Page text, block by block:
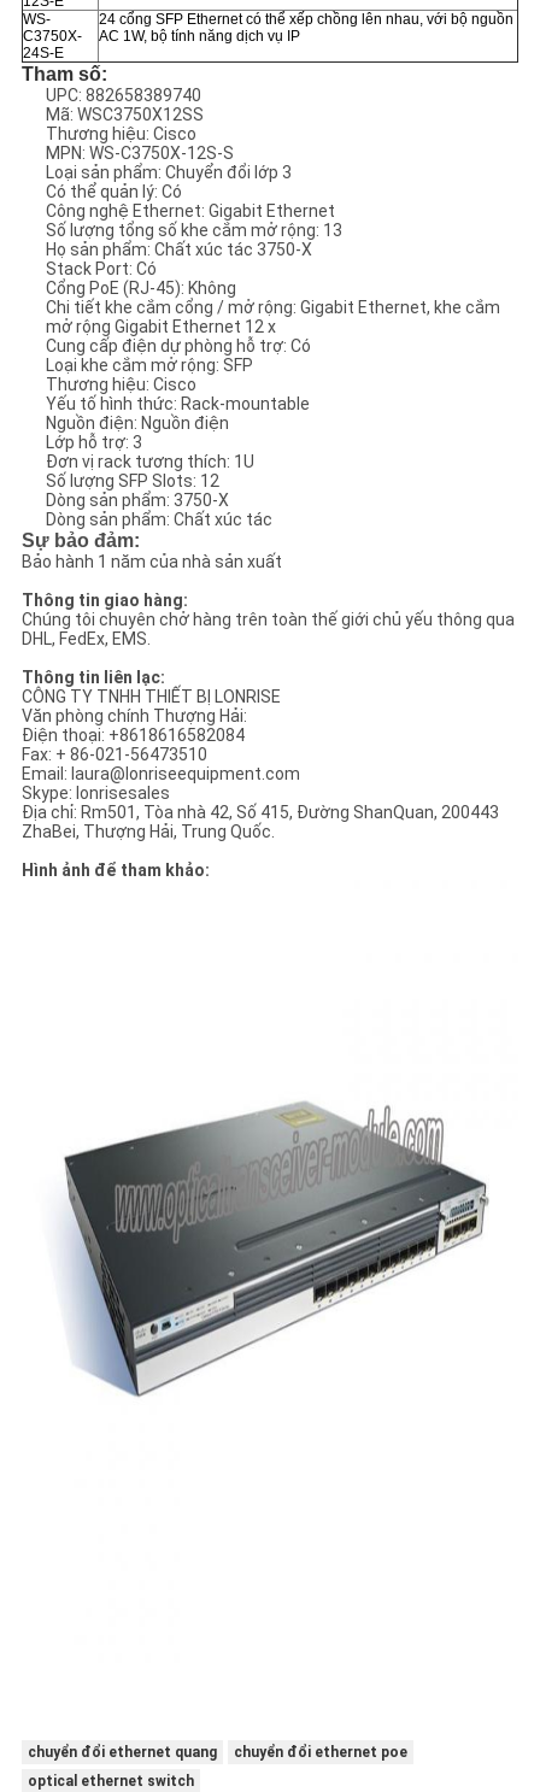
WS-
C3750X-
24S-E
24 cổng SFP Ethernet có thể xếp chồng lên nhau, với bộ nguồn
AC 1W, bộ tính năng dịch vụ IP
Tham số:
UPC: 882658389740
Mã: WSC3750X12SS
Thương hiệu: Cisco
MPN: WS-C3750X-12S-S
Loại sản phẩm: Chuyển đổi lớp 3
Có thể quản lý: Có
Công nghệ Ethernet: Gigabit Ethernet
Số lượng tổng số khe cắm mở rộng: 13
Họ sản phẩm: Chất xúc tác 3750-X
Stack Port: Có
Cổng PoE (RJ-45): Không
Chi tiết khe cắm cổng / mở rộng: Gigabit Ethernet, khe cắm
mở rộng Gigabit Ethernet 12 x
Cung cấp điện dự phòng hỗ trợ: Có
Loại khe cắm mở rộng: SFP
Thương hiệu: Cisco
Yếu tố hình thức: Rack-mountable
Nguồn điện: Nguồn điện
Lớp hỗ trợ: 3
Đơn vị rack tương thích: 1U
Số lượng SFP Slots: 12
Dòng sản phẩm: 3750-X
Dòng sản phẩm: Chất xúc tác
Sự bảo đảm:
Bảo hành 1 năm của nhà sản xuất
Thông tin giao hàng:
Chúng tôi chuyên chở hàng trên toàn thế giới chủ yếu thông qua
DHL, FedEx, EMS.
Thông tin liên lạc:
CÔNG TY TNHH THIẾT BỊ LONRISE
Văn phòng chính Thượng Hải:
Điện thoại: +8618616582084
Fax: + 86-021-56473510
Email: laura@lonriseequipment.com
Skype: lonrisesales
Địa chỉ: Rm501, Tòa nhà 42, Số 415, Đường ShanQuan, 200443
ZhaBei, Thượng Hải, Trung Quốc.
Hình ảnh để tham khảo:
chuyển đổi ethernet quang
chuyển đổi ethernet poe
optical ethernet switch